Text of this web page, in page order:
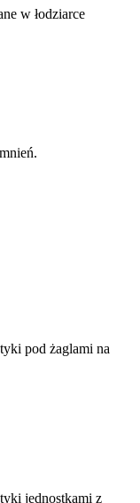
w łodziarce
pod żaglami na
jednostkami z